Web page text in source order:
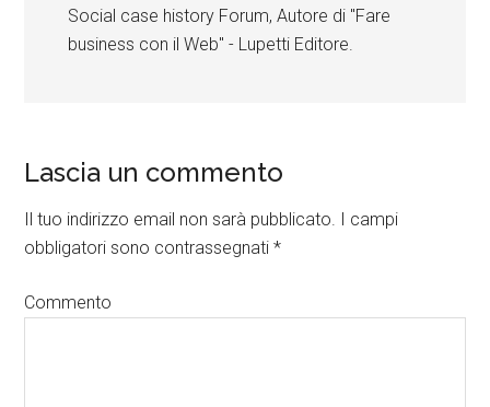
Social case history Forum, Autore di "Fare
business con il Web" - Lupetti Editore.
Lascia un commento
Il tuo indirizzo email non sarà pubblicato. I campi
obbligatori sono contrassegnati*
Commento